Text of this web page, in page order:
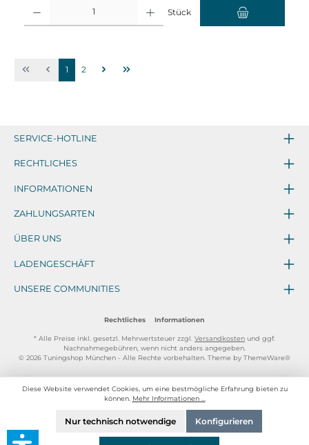
Stück
1 2
SERVICE-HOTLINE
RECHTLICHES
INFORMATIONEN
ZAHLUNGSARTEN
ÜBER UNS
LADENGESCHÄFT
UNSERE COMMUNITIES
Rechtliches Informationen
* Alle Preise inkl. gesetzl. Mehrwertsteuer zzgl. Versandkosten und ggf.
Nachnahmegebühren, wenn nicht anders angegeben.
© 2026 Tuningshop München - Alle Rechte vorbehalten. Theme by ThemeWare®
Diese Website verwendet Cookies, um eine bestmögliche Erfahrung bieten zu
können. Mehr Informationen ...
Nur technisch notwendige Konfigurieren